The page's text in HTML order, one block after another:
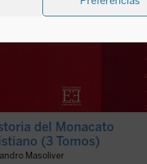
del Monacato
(3 Tomos)
Masoliver